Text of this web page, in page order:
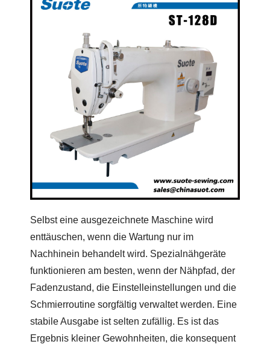
Selbst eine ausgezeichnete Maschine wird
enttäuschen, wenn die Wartung nur im
Nachhinein behandelt wird. Spezialnähgeräte
funktionieren am besten, wenn der Nähpfad, der
Fadenzustand, die Einstelleinstellungen und die
Schmierroutine sorgfältig verwaltet werden. Eine
stabile Ausgabe ist selten zufällig. Es ist das
Ergebnis kleiner Gewohnheiten, die konsequent